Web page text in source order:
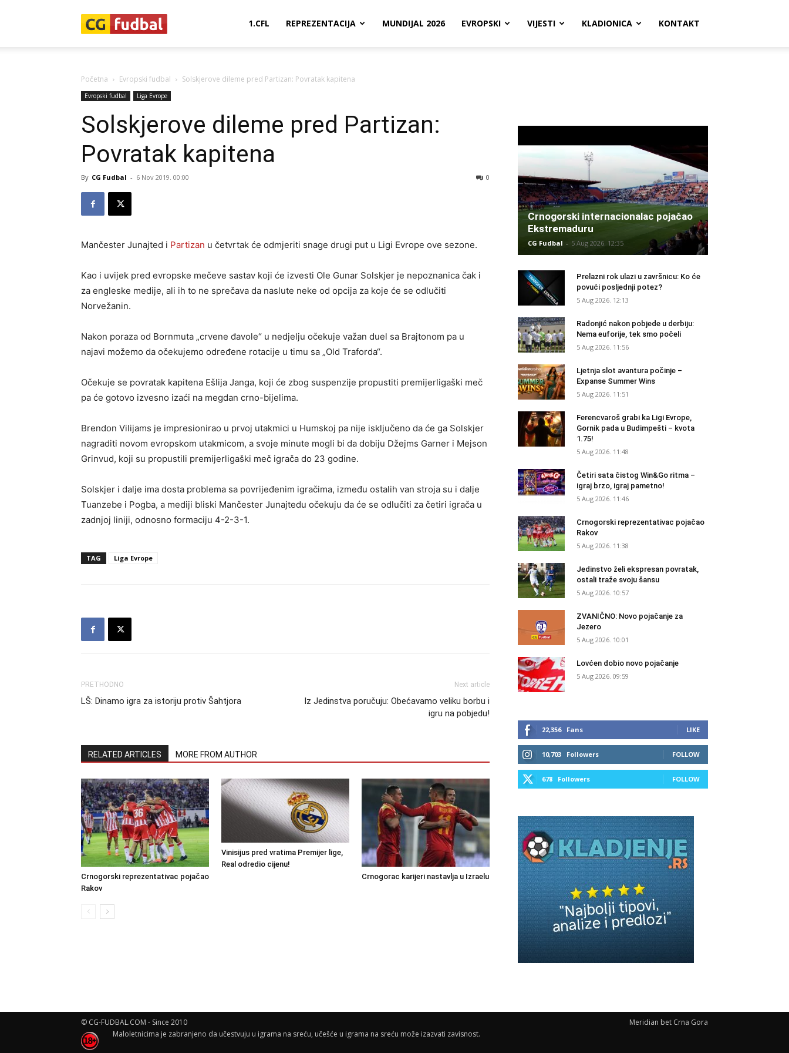
1.CFL REPREZENTACIJA MUNDIJAL 2026 EVROPSKI VIJESTI KLADIONICA KONTAKT
Početna Evropski fudbal Solskjerove dileme pred Partizan: Povratak kapitena
Evropski fudbal Liga Evrope
Solskjerove dileme pred Partizan:
Povratak kapitena
By CG Fudbal - 6 Nov 2019. 00:00 0
Mančester Junajted i Partizan u četvrtak će odmjeriti snage drugi put u Ligi Evrope ove sezone.
Kao i uvijek pred evropske mečeve sastav koji će izvesti Ole Gunar Solskjer je nepoznanica čak i
za engleske medije, ali ih to ne sprečava da naslute neke od opcija za koje će se odlučiti
Norvežanin.
Nakon poraza od Bornmuta „crvene đavole“ u nedjelju očekuje važan duel sa Brajtonom pa u
najavi možemo da očekujemo određene rotacije u timu sa „Old Traforda“.
Očekuje se povratak kapitena Ešlija Janga, koji će zbog suspenzije propustiti premijerligaški meč
pa će gotovo izvesno izaći na megdan crno-bijelima.
Brendon Vilijams je impresionirao u prvoj utakmici u Humskoj pa nije isključeno da će ga Solskjer
nagraditi novom evropskom utakmicom, a svoje minute mogli bi da dobiju Džejms Garner i Mejson
Grinvud, koji su propustili premijerligaški meč igrača do 23 godine.
Solskjer i dalje ima dosta problema sa povrijeđenim igračima, između ostalih van stroja su i dalje
Tuanzebe i Pogba, a mediji bliski Mančester Junajtedu očekuju da će se odlučiti za četiri igrača u
zadnjoj liniji, odnosno formaciju 4-2-3-1.
TAG Liga Evrope
PRETHODNO
LŠ: Dinamo igra za istoriju protiv Šahtjora
Next article
Iz Jedinstva poručuju: Obećavamo veliku borbu i
igru na pobjedu!
RELATED ARTICLES MORE FROM AUTHOR
Crnogorski reprezentativac pojačao
Rakov
Vinisijus pred vratima Premijer lige,
Real odredio cijenu!
Crnogorac karijeri nastavlja u Izraelu
Crnogorski internacionalac pojačao
Ekstremaduru
CG Fudbal - 5 Aug 2026. 12:35
Prelazni rok ulazi u završnicu: Ko će
povući posljednji potez?
5 Aug 2026. 12:13
Radonjić nakon pobjede u derbiju:
Nema euforije, tek smo počeli
5 Aug 2026. 11:56
Ljetnja slot avantura počinje –
Expanse Summer Wins
5 Aug 2026. 11:51
Ferencvaroš grabi ka Ligi Evrope,
Gornik pada u Budimpešti – kvota
1.75!
5 Aug 2026. 11:48
Četiri sata čistog Win&Go ritma –
igraj brzo, igraj pametno!
5 Aug 2026. 11:46
Crnogorski reprezentativac pojačao
Rakov
5 Aug 2026. 11:38
Jedinstvo želi ekspresan povratak,
ostali traže svoju šansu
5 Aug 2026. 10:57
ZVANIČNO: Novo pojačanje za
Jezero
5 Aug 2026. 10:01
Lovćen dobio novo pojačanje
5 Aug 2026. 09:59
22,356 Fans LIKE
10,703 Followers FOLLOW
678 Followers FOLLOW
Meridian bet Crna Gora
© CG-FUDBAL.COM - Since 2010
Maloletnicima je zabranjeno da učestvuju u igrama na sreću, učešće u igrama na sreću može izazvati zavisnost.